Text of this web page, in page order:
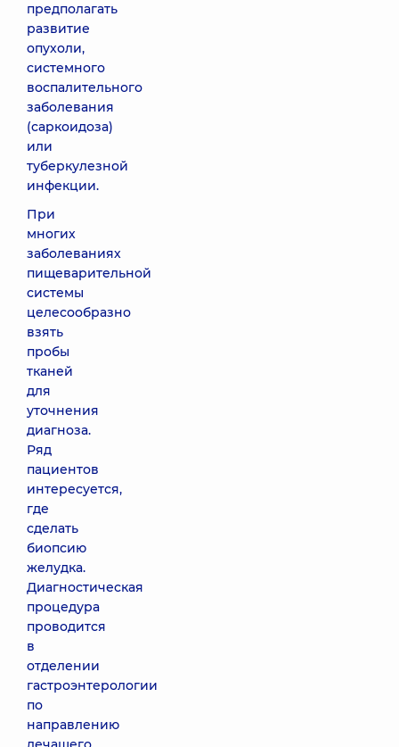
предполагать
развитие
опухоли,
системного
воспалительного
заболевания
(саркоидоза)
или
туберкулезной
инфекции.
При
многих
заболеваниях
пищеварительной
системы
целесообразно
взять
пробы
тканей
для
уточнения
диагноза.
Ряд
пациентов
интересуется,
где
сделать
биопсию
желудка.
Диагностическая
процедура
проводится
в
отделении
гастроэнтерологии
по
направлению